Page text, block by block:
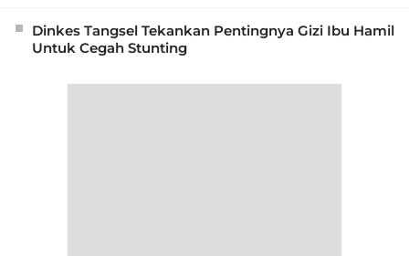
Dinkes Tangsel Tekankan Pentingnya Gizi Ibu Hamil
Untuk Cegah Stunting